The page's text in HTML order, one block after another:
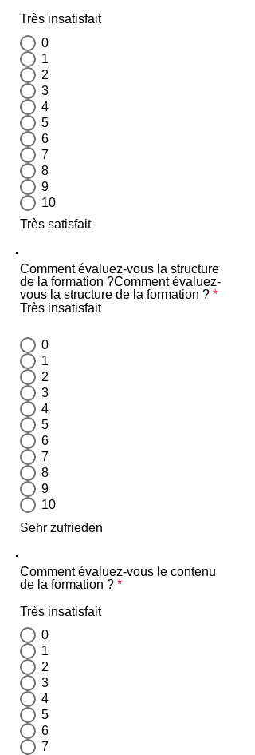
Très insatisfait
0
1
2
3
4
5
6
7
8
9
10
Très satisfait
Comment évaluez-vous la structure
de la formation ?Comment évaluez-
vous la structure de la formation ? *
0
1
2
3
4
5
6
7
8
9
10
Très insatisfait
Sehr zufrieden
Comment évaluez-vous le contenu
de la formation ? *
0
1
2
3
4
5
6
7
Très insatisfait